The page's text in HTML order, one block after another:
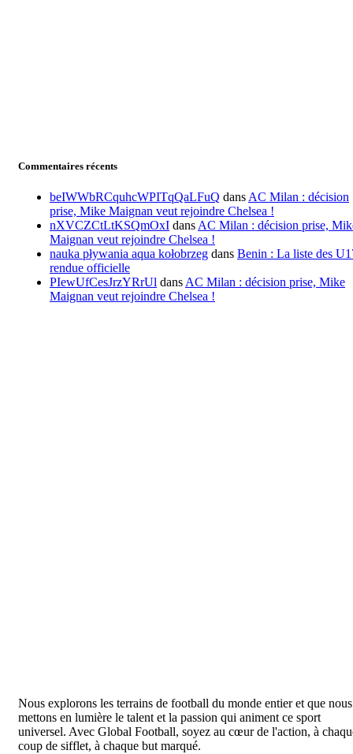
Commentaires récents
beIWWbRCquhcWPITqQaLFuQ dans AC Milan : décision
prise, Mike Maignan veut rejoindre Chelsea !
nXVCZCtLtKSQmOxI dans AC Milan : décision prise,
Maignan veut rejoindre Chelsea !
nauka pływania aqua kołobrzeg dans Benin : La liste des
rendue officielle
PIewUfCesJrzYRrUl dans AC Milan : décision prise, Mike
Maignan veut rejoindre Chelsea !
Nous explorons les terrains de football du monde entier et que nous
mettons en lumière le talent et la passion qui animent ce sport
universel. Avec Global Football, soyez au cœur de l'action, à
coup de sifflet, à chaque but marqué.